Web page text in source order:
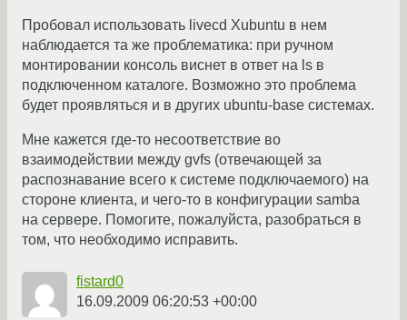
Пробовал использовать livecd Xubuntu в нем
наблюдается та же проблематика: при ручном
монтировании консоль виснет в ответ на ls в
подключенном каталоге. Возможно это проблема
будет проявляться и в других ubuntu-base системах.
Мне кажется где-то несоответствие во
взаимодействии между gvfs (отвечающей за
распознавание всего к системе подключаемого) на
стороне клиента, и чего-то в конфигурации samba
на сервере. Помогите, пожалуйста, разобраться в
том, что необходимо исправить.
fistard0
16.09.2009 06:20:53 +00:00